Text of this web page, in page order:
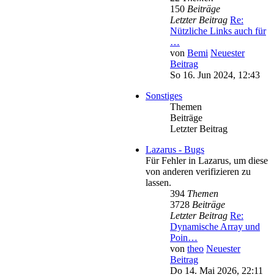
150 Beiträge
Letzter Beitrag Re:
Nützliche Links auch für
…
von Bemi Neuester
Beitrag
So 16. Jun 2024, 12:43
Sonstiges
Themen
Beiträge
Letzter Beitrag
Lazarus - Bugs
Für Fehler in Lazarus, um diese
von anderen verifizieren zu
lassen.
394 Themen
3728 Beiträge
Letzter Beitrag Re:
Dynamische Array und
Poin…
von theo Neuester
Beitrag
Do 14. Mai 2026, 22:11